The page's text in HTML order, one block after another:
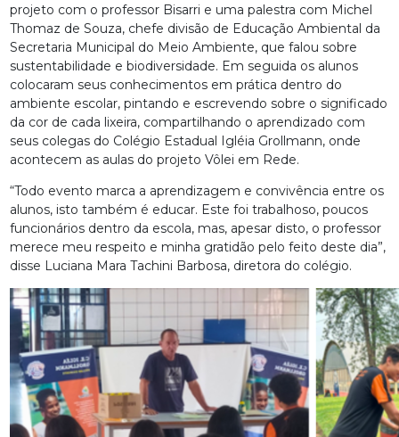
projeto com o professor Bisarri e uma palestra com Michel
Thomaz de Souza, chefe divisão de Educação Ambiental da
Secretaria Municipal do Meio Ambiente, que falou sobre
sustentabilidade e biodiversidade. Em seguida os alunos
colocaram seus conhecimentos em prática dentro do
ambiente escolar, pintando e escrevendo sobre o significado
da cor de cada lixeira, compartilhando o aprendizado com
seus colegas do Colégio Estadual Igléia Grollmann, onde
acontecem as aulas do projeto Vôlei em Rede.
“Todo evento marca a aprendizagem e convivência entre os
alunos, isto também é educar. Este foi trabalhoso, poucos
funcionários dentro da escola, mas, apesar disto, o professor
merece meu respeito e minha gratidão pelo feito deste dia”,
disse Luciana Mara Tachini Barbosa, diretora do colégio.